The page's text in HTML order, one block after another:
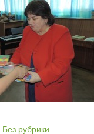
Без рубрики